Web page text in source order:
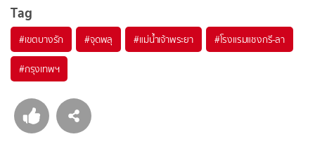
Tag
#เขตบางรัก #จุดพลุ #แม่น้ำเจ้าพระยา #โรงแรมแชงกรี-ลา
#กรุงเทพฯ